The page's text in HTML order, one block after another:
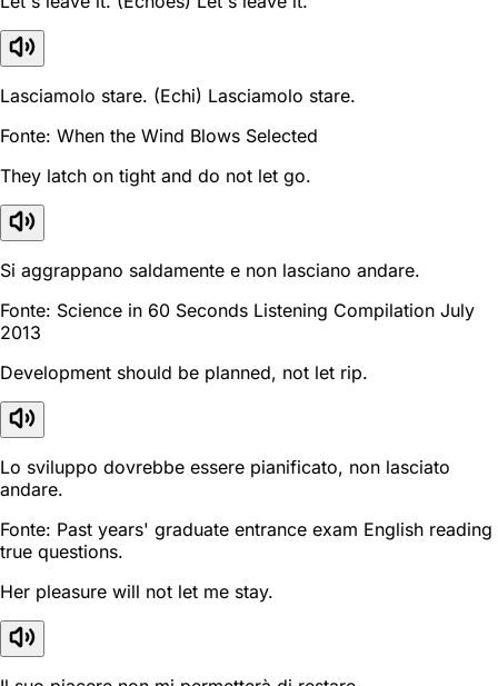
Lasciamolo stare. (Echi) Lasciamolo stare.
Fonte: When the Wind Blows Selected
They latch on tight and do not let go.
Si aggrappano saldamente e non lasciano andare.
Fonte: Science in 60 Seconds Listening Compilation July
2013
Development should be planned, not let rip.
Lo sviluppo dovrebbe essere pianificato, non lasciato
andare.
Fonte: Past years' graduate entrance exam English reading
true questions.
Her pleasure will not let me stay.